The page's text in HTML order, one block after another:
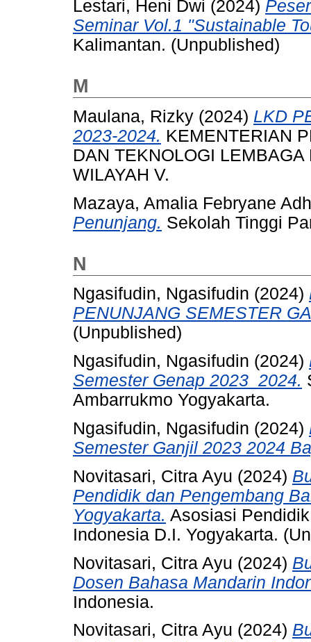
Lestari, Heni Dwi (2024)
Seminar Vol.1 "Sustainable
Kalimantan. (Unpublished)
M
Maulana, Rizky (2024) LKD
2023-2024. KEMENTERIAN
DAN TEKNOLOGI
WILAYAH V.
Mazaya, Amalia Febryane
Penunjang. Sekolah Tinggi
N
Ngasifudin, Ngasifudin (2024)
PENUNJANG SEMESTER
(Unpublished)
Ngasifudin, Ngasifudin (2024)
Semester Genap 2023_2024.
Ambarrukmo Yogyakarta.
Ngasifudin, Ngasifudin (2024)
Semester Ganjil 2023 2024
Novitasari, Citra Ayu (2024)
Pendidik dan Pengembang
Yogyakarta. Asosiasi
Indonesia D.I. Yogyakarta.
Novitasari, Citra Ayu (2024)
Dosen Bahasa Mandarin
Indonesia.
Novitasari, Citra Ayu (2024)